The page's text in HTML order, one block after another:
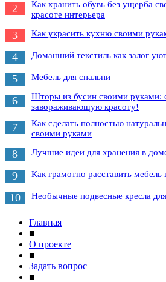
2
Как хранить обувь без ущерба
красоте интерьера
3 Как украсить кухню своими
4 Домашний текстиль как залог
5 Мебель для спальни
6
Шторы из бусин своими руками:
завораживающую красоту!
7
Как сделать полностью
своими руками
8 Лучшие идеи для хранения в
9 Как грамотно расставить мебель
10 Необычные подвесные кресла
Главная
■
О проекте
■
Задать вопрос
■